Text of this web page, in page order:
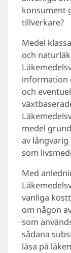
konsument
tillverkare?
Medel
och
information
och
medel
av
som
Med
vanliga
om någon
som
sådana
läsa på